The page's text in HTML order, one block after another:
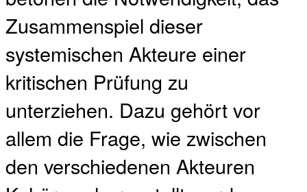
Zusammenspiel dieser
systemischen Akteure einer
kritischen Prüfung zu
unterziehen. Dazu gehört vor
allem die Frage, wie zwischen
den verschiedenen Akteuren